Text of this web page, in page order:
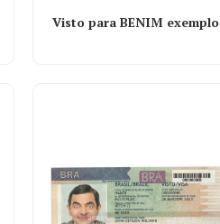
Visto para BENIM exemplo